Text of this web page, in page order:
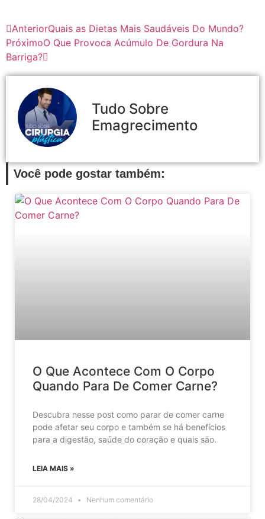
AnteriorQuais as Dietas Mais Saudáveis Do Mundo?
PróximoO Que Provoca Acúmulo De Gordura Na
Barriga?
Tudo Sobre
Emagrecimento
Você pode gostar também:
O Que Acontece Com O Corpo
Quando Para De Comer Carne?
Descubra nesse post como parar de comer carne
pode afetar seu corpo e também se há benefícios
para a digestão, saúde do coração e quais são.
LEIA MAIS »
28/04/2024 Nenhum comentário